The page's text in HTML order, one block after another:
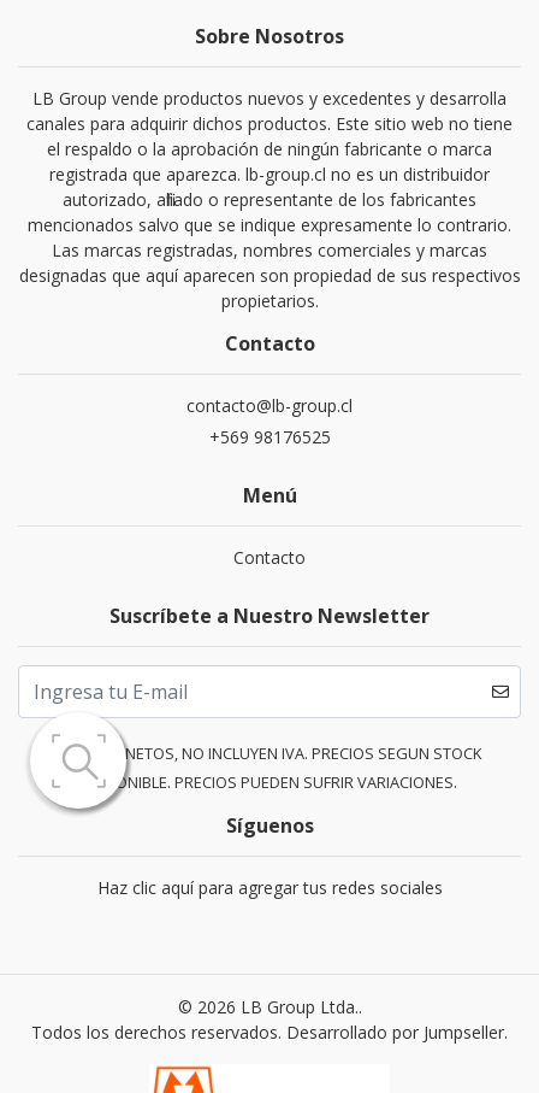
Sobre Nosotros
LB Group vende productos nuevos y excedentes y desarrolla
canales para adquirir dichos productos. Este sitio web no tiene
el respaldo o la aprobación de ningún fabricante o marca
registrada que aparezca. lb-group.cl no es un distribuidor
autorizado, afiliado o representante de los fabricantes
mencionados salvo que se indique expresamente lo contrario.
Las marcas registradas, nombres comerciales y marcas
designadas que aquí aparecen son propiedad de sus respectivos
propietarios.
Contacto
contacto@lb-group.cl
+569 98176525
Menú
Contacto
Suscríbete a Nuestro Newsletter
PRECIOS NETOS, NO INCLUYEN IVA. PRECIOS SEGUN STOCK
DISPONIBLE. PRECIOS PUEDEN SUFRIR VARIACIONES.
Síguenos
Haz clic aquí para agregar tus redes sociales
© 2026 LB Group Ltda..
Todos los derechos reservados. Desarrollado por Jumpseller.